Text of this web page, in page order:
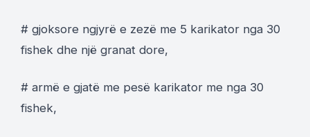
# gjoksore ngjyrë e zezë me 5 karikator nga 30
fishek dhe një granat dore,
# armë e gjatë me pesë karikator me nga 30
fishek,